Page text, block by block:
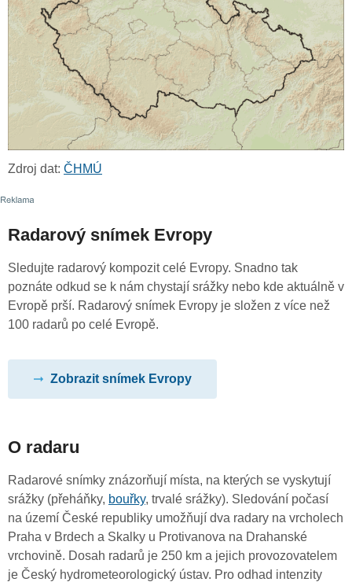
Zdroj dat: ČHMÚ
Radarový snímek Evropy
Sledujte radarový kompozit celé Evropy. Snadno tak
poznáte odkud se k nám chystají srážky nebo kde aktuálně v
Evropě prší. Radarový snímek Evropy je složen z více než
100 radarů po celé Evropě.
Zobrazit snímek Evropy
O radaru
Radarové snímky znázorňují místa, na kterých se vyskytují
srážky (přeháňky, bouřky, trvalé srážky). Sledování počasí
na území České republiky umožňují dva radary na vrcholech
Praha v Brdech a Skalky u Protivanova na Drahanské
vrchovině. Dosah radarů je 250 km a jejich provozovatelem
je Český hydrometeorologický ústav. Pro odhad intenzity